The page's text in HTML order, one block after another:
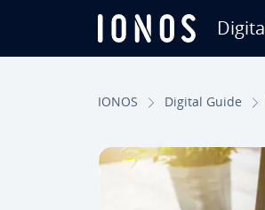
IONOS Digital Guide